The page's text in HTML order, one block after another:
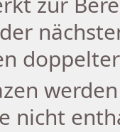
nicht